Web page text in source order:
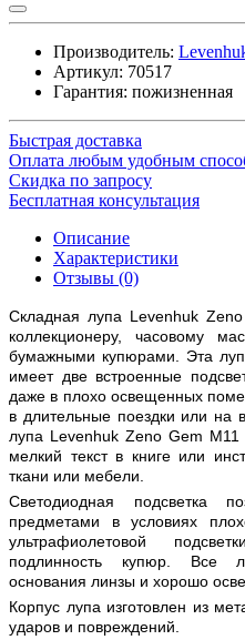
Производитель:
Артикул: 70517
Гарантия: пожизненная
Быстрая доставка
Оплата любым удобным
Скидка по запросу
Бесплатная консультация
Описание
Характеристики
Отзывы (0)
Складная лупа Levenhuk
коллекционеру, часовому
бумажными купюрами. Эта
имеет две встроенные
даже в плохо освещенных
в длительные поездки или на
лупа Levenhuk Zeno Gem
мелкий текст в книге или
ткани или мебели.
Светодиодная подсветка
предметами в условиях
ультрафиолетовой
подлинность купюр. Все
основания линзы и хорошо
Корпус лупа изготовлен из
ударов и повреждений.